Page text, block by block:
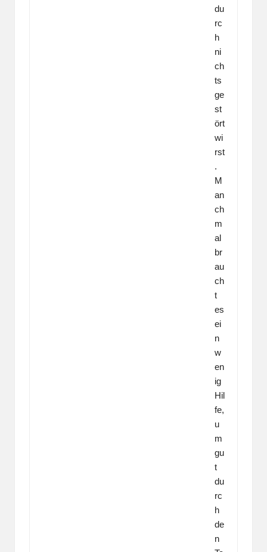
du
rc
h
ni
ch
ts
ge
st
ört
wi
rst
.
M
an
ch
m
al
br
au
ch
t
es
ei
n
w
en
ig
Hil
fe,
u
m
gu
t
du
rc
h
de
n